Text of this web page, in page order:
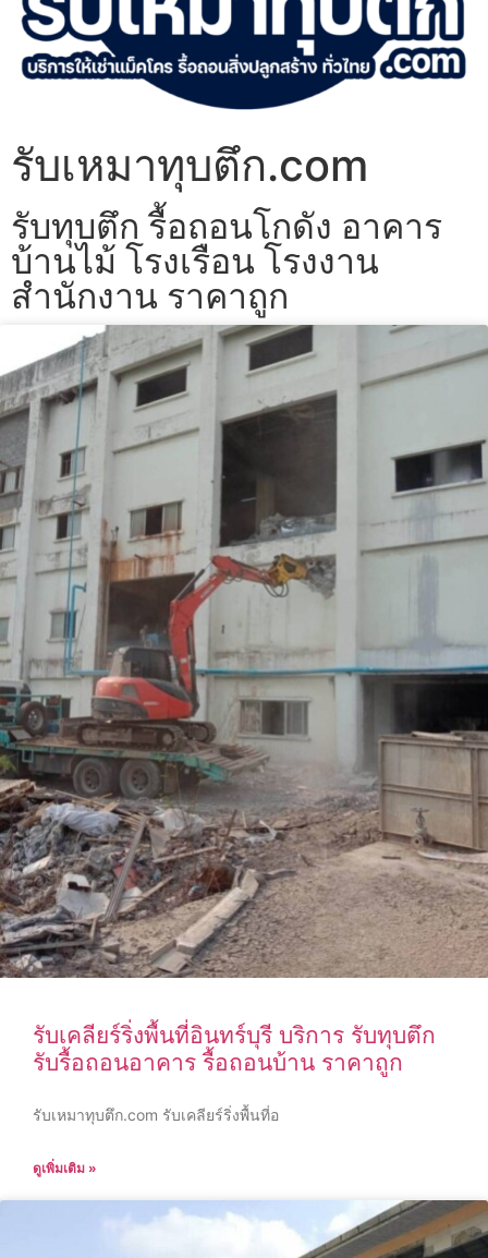
รับเหมาทุบตึก.com
รับทุบตึก รื้อถอนโกดัง อาคาร
บ้านไม้ โรงเรือน โรงงาน
สำนักงาน ราคาถูก
รับเคลียร์ริ่งพื้นที่อินทร์บุรี บริการ รับทุบตึก
รับรื้อถอนอาคาร รื้อถอนบ้าน ราคาถูก
รับเหมาทุบตึก.com รับเคลียร์ริ่งพื้นที่อ
ดูเพิ่มเติม »